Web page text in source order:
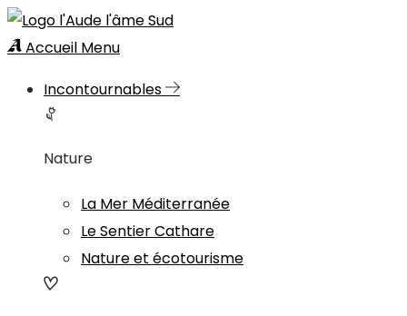
Accueil Menu
Incontournables
Nature
La Mer Méditerranée
Le Sentier Cathare
Nature et écotourisme